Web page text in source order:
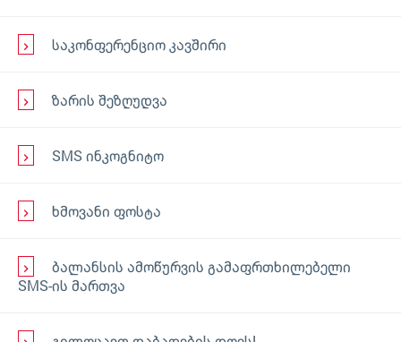
საკონფერენციო კავშირი
ზარის შეზღუდვა
SMS ინკოგნიტო
ხმოვანი ფოსტა
ბალანსის ამოწურვის გამაფრთხილებელი
SMS-ის მართვა